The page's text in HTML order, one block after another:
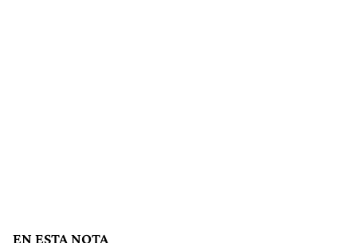
EN ESTA NOTA